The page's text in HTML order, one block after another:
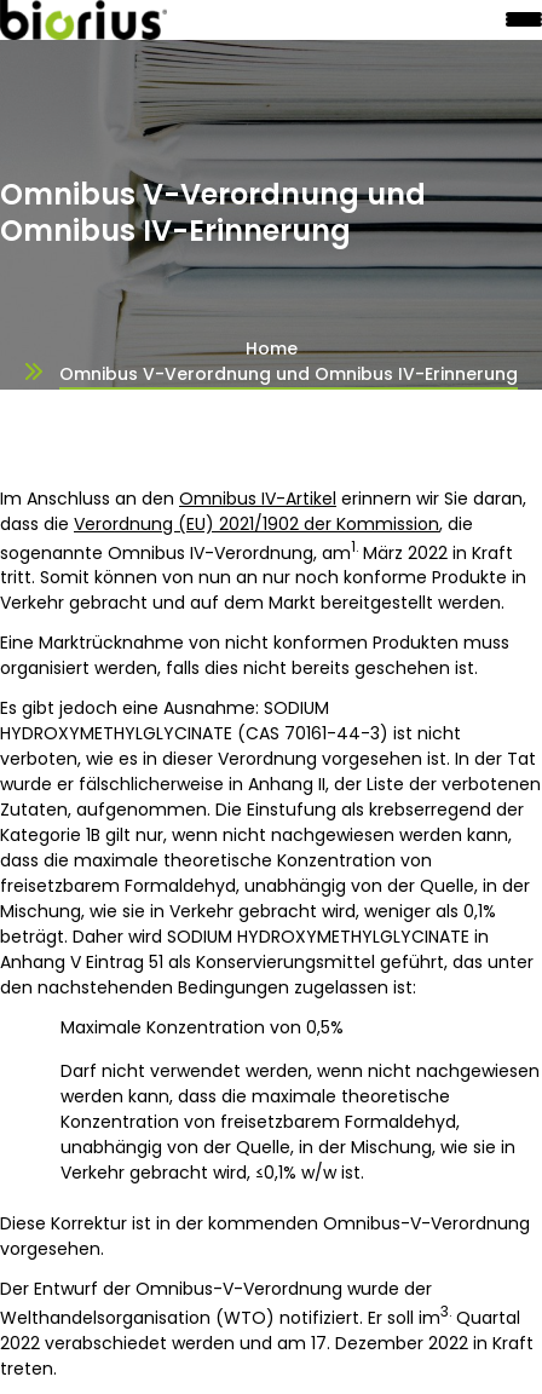
Omnibus V-Verordnung und
Omnibus IV-Erinnerung
Home
Omnibus V-Verordnung und Omnibus IV-Erinnerung
Im Anschluss an den Omnibus IV-Artikel erinnern wir Sie daran,
dass die Verordnung (EU) 2021/1902 der Kommission, die
sogenannte Omnibus IV-Verordnung, am1. März 2022 in Kraft
tritt. Somit können von nun an nur noch konforme Produkte in
Verkehr gebracht und auf dem Markt bereitgestellt werden.
Eine Marktrücknahme von nicht konformen Produkten muss
organisiert werden, falls dies nicht bereits geschehen ist.
Es gibt jedoch eine Ausnahme: SODIUM
HYDROXYMETHYLGLYCINATE (CAS 70161-44-3) ist nicht
verboten, wie es in dieser Verordnung vorgesehen ist. In der Tat
wurde er fälschlicherweise in Anhang II, der Liste der verbotenen
Zutaten, aufgenommen. Die Einstufung als krebserregend der
Kategorie 1B gilt nur, wenn nicht nachgewiesen werden kann,
dass die maximale theoretische Konzentration von
freisetzbarem Formaldehyd, unabhängig von der Quelle, in der
Mischung, wie sie in Verkehr gebracht wird, weniger als 0,1%
beträgt. Daher wird SODIUM HYDROXYMETHYLGLYCINATE in
Anhang V Eintrag 51 als Konservierungsmittel geführt, das unter
den nachstehenden Bedingungen zugelassen ist:
Maximale Konzentration von 0,5%
Darf nicht verwendet werden, wenn nicht nachgewiesen
werden kann, dass die maximale theoretische
Konzentration von freisetzbarem Formaldehyd,
unabhängig von der Quelle, in der Mischung, wie sie in
Verkehr gebracht wird, ≤0,1% w/w ist.
Diese Korrektur ist in der kommenden Omnibus-V-Verordnung
vorgesehen.
Der Entwurf der Omnibus-V-Verordnung wurde der
Welthandelsorganisation (WTO) notifiziert. Er soll im3. Quartal
2022 verabschiedet werden und am 17. Dezember 2022 in Kraft
treten.